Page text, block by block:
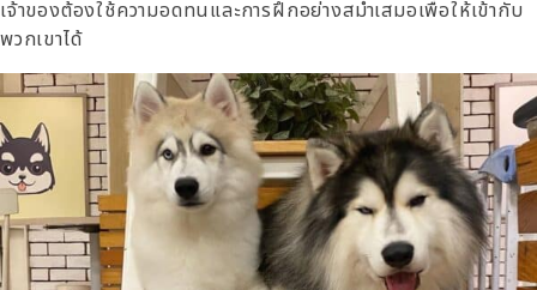
เจ้าของต้องใช้ความอดทนและการฝึกอย่างสม่ำเสมอเพื่อให้เข้ากับ
พวกเขาได้